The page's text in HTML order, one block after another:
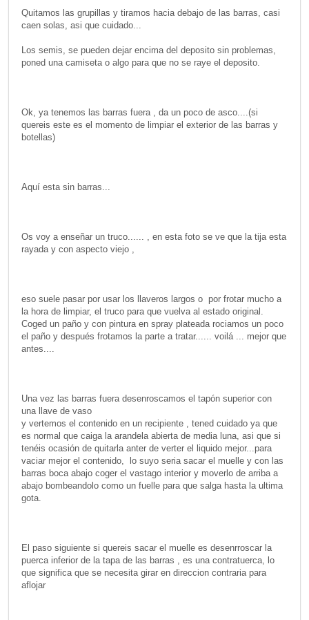
Quitamos las grupillas y tiramos hacia debajo de las barras, casi
caen solas, asi que cuidado...
Los semis, se pueden dejar encima del deposito sin problemas,
poned una camiseta o algo para que no se raye el deposito.
Ok, ya tenemos las barras fuera , da un poco de asco....(si
quereis este es el momento de limpiar el exterior de las barras y
botellas)
Aquí esta sin barras...
Os voy a enseñar un truco...... , en esta foto se ve que la tija esta
rayada y con aspecto viejo ,
eso suele pasar por usar los llaveros largos o por frotar mucho a
la hora de limpiar, el truco para que vuelva al estado original.
Coged un paño y con pintura en spray plateada rociamos un poco
el paño y después frotamos la parte a tratar...... voilá ... mejor que
antes....
Una vez las barras fuera desenroscamos el tapón superior con
una llave de vaso
y vertemos el contenido en un recipiente , tened cuidado ya que
es normal que caiga la arandela abierta de media luna, asi que si
tenéis ocasión de quitarla anter de verter el liquido mejor...para
vaciar mejor el contenido, lo suyo seria sacar el muelle y con las
barras boca abajo coger el vastago interior y moverlo de arriba a
abajo bombeandolo como un fuelle para que salga hasta la ultima
gota.
El paso siguiente si quereis sacar el muelle es desenrroscar la
puerca inferior de la tapa de las barras , es una contratuerca, lo
que significa que se necesita girar en direccion contraria para
aflojar